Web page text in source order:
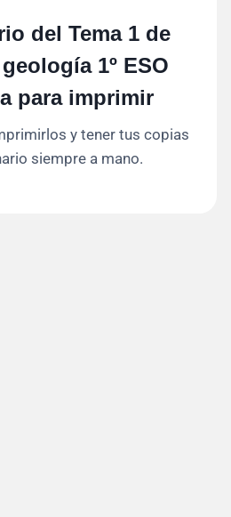
del Tema 1 de
1º ESO
para imprimir
y tener tus copias
siempre a mano.